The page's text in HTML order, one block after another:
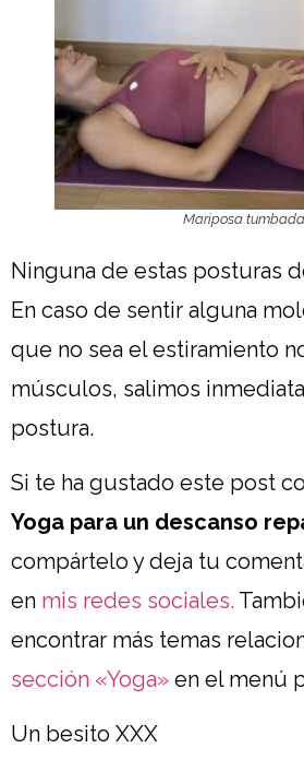
Mariposa tumbada
Ninguna de estas posturas
En caso de sentir alguna
que no sea el estiramiento
músculos, salimos
postura.
Si te ha gustado este post
Yoga para un descanso
compártelo y deja tu
en mis redes sociales.
encontrar más temas
sección «Yoga» en el menú
Un besito XXX